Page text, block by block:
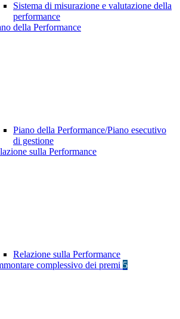
Sistema di misurazione e valutazione della
performance
della Performance
Piano della Performance/Piano esecutivo
di gestione
sulla Performance
Relazione sulla Performance
complessivo dei premi 5